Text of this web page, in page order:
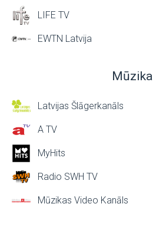
LIFE TV
EWTN Latvija
Mūzika
Latvijas Šlāgerkanāls
A TV
MyHits
Radio SWH TV
Mūzikas Video Kanāls